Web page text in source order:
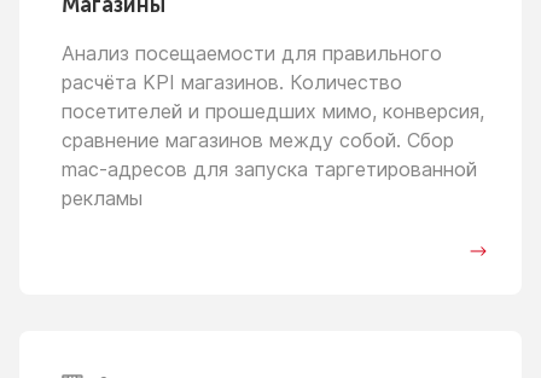
Анализ посещаемости для правильного
расчёта KPI магазинов. Количество
посетителей и прошедших мимо, конверсия,
сравнение магазинов между собой. Сбор
mac-адресов для запуска таргетированной
рекламы